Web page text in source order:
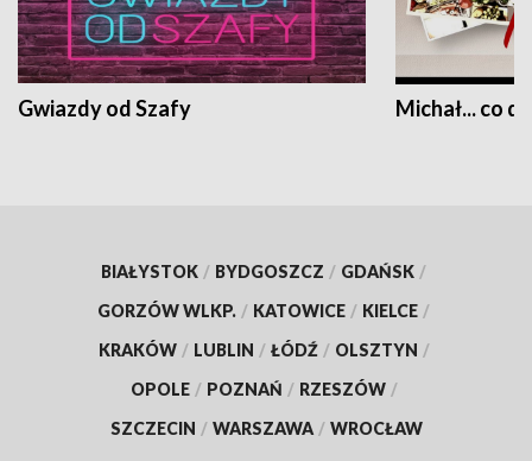
Gwiazdy od Szafy Michał... co
BIAŁYSTOK / BYDGOSZCZ / GDAŃSK /
GORZÓW WLKP. / KATOWICE / KIELCE /
KRAKÓW / LUBLIN / ŁÓDŹ / OLSZTYN /
OPOLE / POZNAŃ / RZESZÓW /
SZCZECIN / WARSZAWA / WROCŁAW